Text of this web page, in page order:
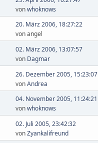
vonwhoknows
20. März 2006, 18:27:22
von angel
02. März 2006, 13:07:57
von Dagmar
26. Dezember 2005, 15:23:07
vonAndrea
04. November 2005, 11:24:21
vonwhoknows
02. Juli 2005, 23:42:32
vonZyankalifreund